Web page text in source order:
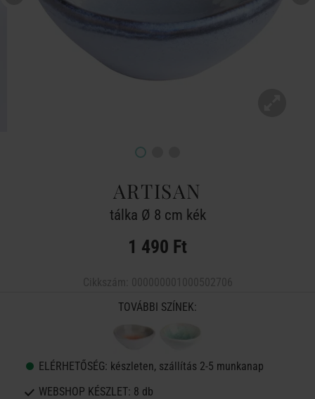
ARTISAN
tálka Ø 8 cm kék
1 490 Ft
TOVÁBBI SZÍNEK:
ELÉRHETŐSÉG: készleten, szállítás 2-5 munkanap
WEBSHOP KÉSZLET: 8 db